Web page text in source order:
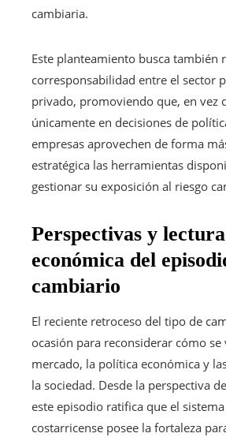
cambiaria.
Este planteamiento busca también
corresponsabilidad entre el sector
privado, promoviendo que, en vez
únicamente en decisiones de
empresas aprovechen de forma
estratégica las herramientas
gestionar su exposición al riesgo
Perspectivas y lectura
económica del
cambiario
El reciente retroceso del tipo de
ocasión para reconsiderar cómo se
mercado, la política económica y
la sociedad. Desde la perspectiva
este episodio ratifica que el
costarricense posee la fortaleza